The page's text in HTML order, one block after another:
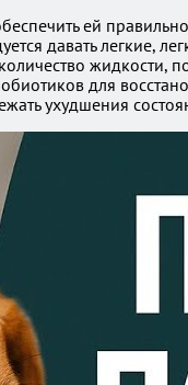
ей
давать легкие,
для
ухудшения